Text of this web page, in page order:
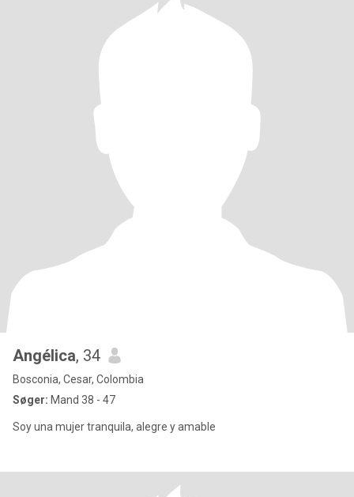
Angélica, 34
Bosconia, Cesar, Colombia
Søger: Mand 38 - 47
Soy una mujer tranquila, alegre y amable